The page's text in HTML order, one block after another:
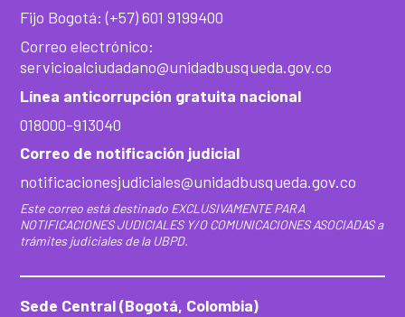
Fijo Bogotá: (+57) 601 9199400
Correo electrónico:
servicioalciudadano@unidadbusqueda.gov.co
Línea anticorrupción gratuita nacional
018000-913040
Correo de notificación judicial
notificacionesjudiciales@unidadbusqueda.gov.co
Este correo está destinado EXCLUSIVAMENTE PARA
NOTIFICACIONES JUDICIALES Y/O COMUNICACIONES ASOCIADAS a
trámites judiciales de la UBPD.
Sede Central (Bogotá, Colombia)